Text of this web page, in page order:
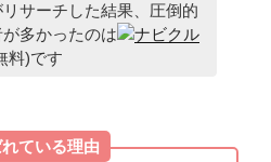
サーチした結果、圧倒的
多かったのは
ナビクル
料)です
ている理由